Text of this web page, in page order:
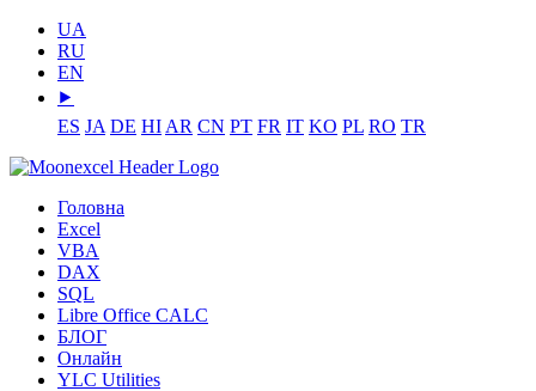
UA
RU
EN
⯈
ES JA DE HI AR CN PT FR IT KO PL RO TR
Головна
Excel
VBA
DAX
SQL
Libre Office CALC
БЛОГ
Онлайн
YLC Utilities